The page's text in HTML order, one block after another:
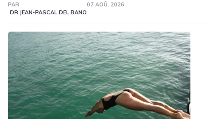
PAR
DR JEAN-PASCAL DEL BANO
07 AOÛ. 2026